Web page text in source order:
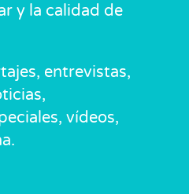
y la calidad de
entrevistas,
vídeos,